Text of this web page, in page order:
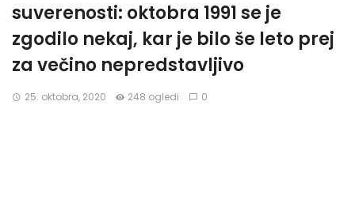
suverenosti: oktobra 1991 se je
zgodilo nekaj, kar je bilo še leto prej
za večino nepredstavljivo
25. oktobra, 2020 248 ogledi 0